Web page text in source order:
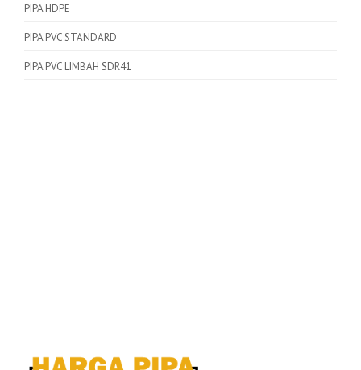
PIPA HDPE
PIPA PVC STANDARD
PIPA PVC LIMBAH SDR41